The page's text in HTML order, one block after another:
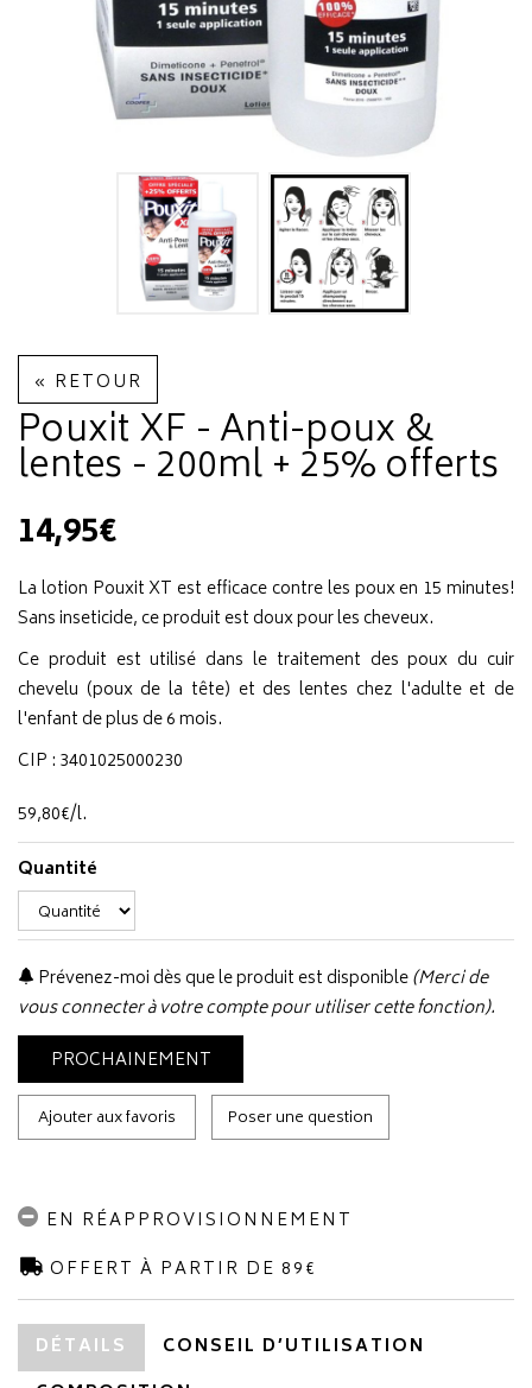
« RETOUR
Pouxit XF - Anti-poux &
lentes - 200ml + 25% offerts
14,95€
La lotion Pouxit XT est efficace contre les poux en 15 minutes!
Sans inseticide, ce produit est doux pour les cheveux.
Ce produit est utilisé dans le traitement des poux du cuir
chevelu (poux de la tête) et des lentes chez l'adulte et de
l'enfant de plus de 6 mois.
CIP : 3401025000230
59,80€/l.
Quantité
Prévenez-moi dès que le produit est disponible(Merci de
vous connecter à votre compte pour utiliser cette fonction).
PROCHAINEMENT
Ajouter aux favoris Poser une question
EN RÉAPPROVISIONNEMENT
OFFERT À PARTIR DE 89€
DÉTAILS
CONSEIL D’UTILISATION